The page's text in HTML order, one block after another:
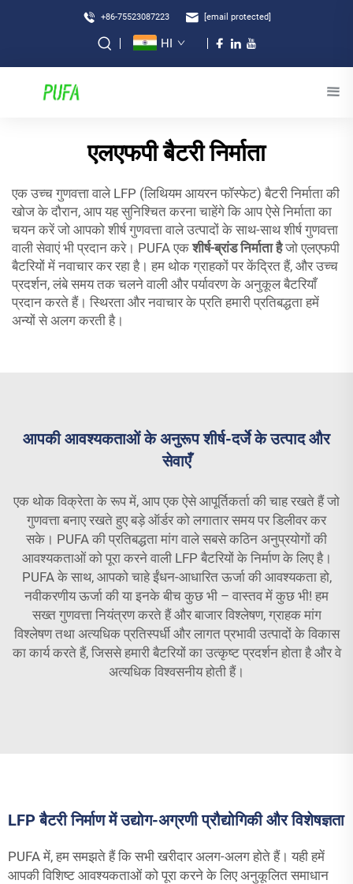
+86-75523087223 [email protected]
HI
एलएफपी बैटरी निर्माता
एक उच्च गुणवत्ता वाले LFP (लिथियम आयरन फॉस्फेट) बैटरी निर्माता की
खोज के दौरान, आप यह सुनिश्चित करना चाहेंगे कि आप ऐसे निर्माता का
चयन करें जो आपको शीर्ष गुणवत्ता वाले उत्पादों के साथ-साथ शीर्ष गुणवत्ता
वाली सेवाएं भी प्रदान करे। PUFA एकशीर्ष-ब्रांड निर्माता हैजो एलएफपी
बैटरियों में नवाचार कर रहा है। हम थोक ग्राहकों पर केंद्रित हैं, और उच्च
प्रदर्शन, लंबे समय तक चलने वाली और पर्यावरण के अनुकूल बैटरियाँ
प्रदान करते हैं। स्थिरता और नवाचार के प्रति हमारी प्रतिबद्धता हमें
अन्यों से अलग करती है।
आपकी आवश्यकताओं के अनुरूप शीर्ष-दर्जे के उत्पाद और
सेवाएँ
एक थोक विक्रेता के रूप में, आप एक ऐसे आपूर्तिकर्ता की चाह रखते हैं जो
गुणवत्ता बनाए रखते हुए बड़े ऑर्डर को लगातार समय पर डिलीवर कर
सके। PUFA की प्रतिबद्धता मांग वाले सबसे कठिन अनुप्रयोगों की
आवश्यकताओं को पूरा करने वाली LFP बैटरियों के निर्माण के लिए है।
PUFA के साथ, आपको चाहे ईंधन-आधारित ऊर्जा की आवश्यकता हो,
नवीकरणीय ऊर्जा की या इनके बीच कुछ भी – वास्तव में कुछ भी! हम
सख्त गुणवत्ता नियंत्रण करते हैं और बाजार विश्लेषण, ग्राहक मांग
विश्लेषण तथा अत्यधिक प्रतिस्पर्धी और लागत प्रभावी उत्पादों के विकास
का कार्य करते हैं, जिससे हमारी बैटरियों का उत्कृष्ट प्रदर्शन होता है और वे
अत्यधिक विश्वसनीय होती हैं।
LFP बैटरी निर्माण में उद्योग-अग्रणी प्रौद्योगिकी और विशेषज्ञता
PUFA में, हम समझते हैं कि सभी खरीदार अलग-अलग होते हैं। यही हमें
आपकी विशिष्ट आवश्यकताओं को पूरा करने के लिए अनुकूलित समाधान